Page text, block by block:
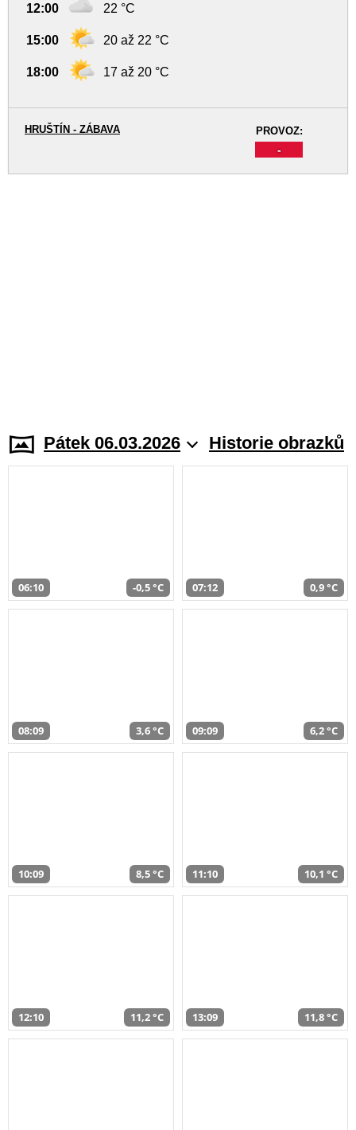
12:00 22 °C
15:00 20 až 22 °C
18:00 17 až 20 °C
PROVOZ:
-
HRUŠTÍN - ZÁBAVA
Pátek 06.03.2026 Historie obrazků
06:10 -0,5 °C 07:12 0,9 °C
08:09 3,6 °C 09:09 6,2 °C
10:09 8,5 °C 11:10 10,1 °C
12:10 11,2 °C 13:09 11,8 °C